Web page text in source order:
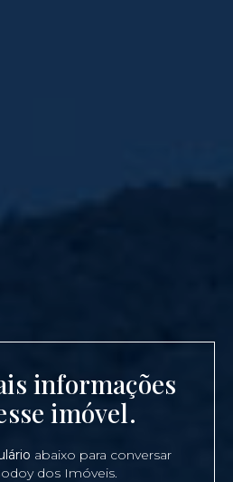
informações
imóvel.
abaixo para conversar
dos Imóveis.